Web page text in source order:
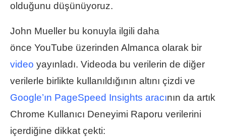
olduğunu düşünüyoruz.
John Mueller bu konuyla ilgili daha
önce YouTube üzerinden Almanca olarak bir
video yayınladı. Videoda bu verilerin de diğer
verilerle birlikte kullanıldığının altını çizdi ve
Google’ın PageSpeed Insights aracının da artık
Chrome Kullanıcı Deneyimi Raporu verilerini
içerdiğine dikkat çekti: